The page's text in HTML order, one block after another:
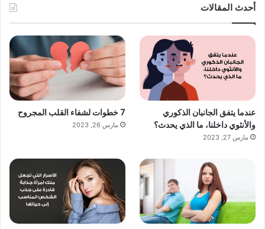
أحدث المقالات
عندما يتفق الجانبان الذكوري
والأنثوي داخلنا، ما الذي يحدث؟
مارس 27, 2023
7 خطوات لشفاء القلب المجروح
مارس 26, 2023